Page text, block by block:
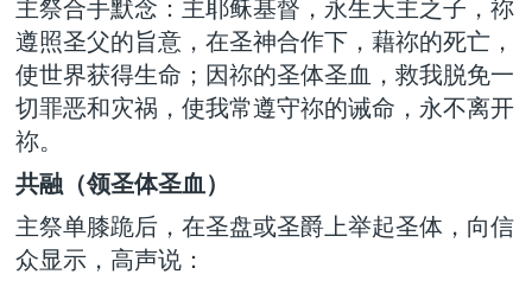
遵照圣父的旨意，在圣神合作下，藉祢的死亡，
使世界获得生命；因祢的圣体圣血，救我脱免一
切罪恶和灾祸，使我常遵守祢的诫命，永不离开
祢。
共融（领圣体圣血）
主祭单膝跪后，在圣盘或圣爵上举起圣体，向信
众显示，高声说：